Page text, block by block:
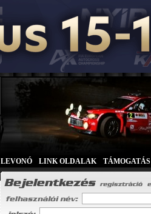
LEVONÓ LINK OLDALAK TÁMOGATÁS